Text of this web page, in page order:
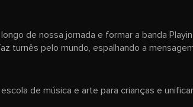
de nossa jornada e formar a banda
turnês pelo mundo, espalhando a
de música e arte para crianças e